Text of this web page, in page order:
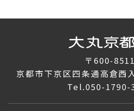
〒600-8511
京都市下京区四条通高倉西
Tel.050-1790-